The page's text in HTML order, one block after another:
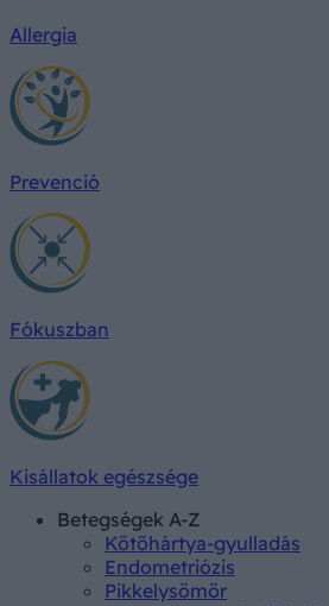
Allergia
Prevenció
Fókuszban
Kisállatok egészsége
Betegségek A-Z
Kötőhártya-gyulladás
Endometriózis
Pikkelysömör